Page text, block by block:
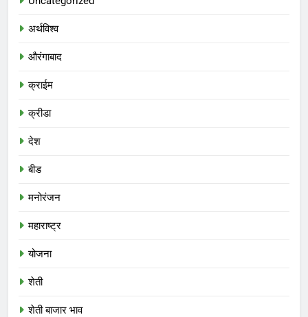
अर्थविश्व
औरंगाबाद
क्राईम
क्रीडा
देश
बीड
मनोरंजन
महाराष्ट्र
योजना
शेती
शेती बाजार भाव